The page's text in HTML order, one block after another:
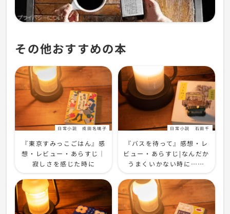
その他おすすめの本
日常小説 成田名璃子
『東京すみっこごはん』感
想・レビュー・あらすじ｜
寂しさを感じた時に
日常小説 石田千
『バスを待って』感想・レ
ビュー・あらすじ|なんだか
うまくいかない時に……